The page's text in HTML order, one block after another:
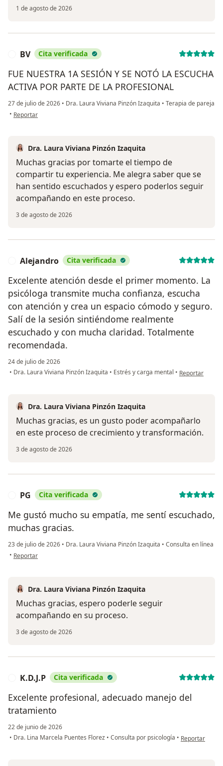
1 de agosto de 2026
BV Cita verificada
FUE NUESTRA 1A SESIÓN Y SE NOTÓ LA ESCUCHA
ACTIVA POR PARTE DE LA PROFESIONAL
27 de julio de 2026 • Dra. Laura Viviana Pinzón Izaquita • Terapia de pareja
• en opinión del usuario BV
Reportar
Dra. Laura Viviana Pinzón Izaquita
Muchas gracias por tomarte el tiempo de
compartir tu experiencia. Me alegra saber que se
han sentido escuchados y espero poderlos seguir
acompañando en este proceso.
3 de agosto de 2026
Alejandro Cita verificada
Excelente atención desde el primer momento. La
psicóloga transmite mucha confianza, escucha
con atención y crea un espacio cómodo y seguro.
Salí de la sesión sintiéndome realmente
escuchado y con mucha claridad. Totalmente
recomendada.
24 de julio de 2026
• Dra. Laura Viviana Pinzón Izaquita • Estrés y carga mental • en opinión del
Reportar
Dra. Laura Viviana Pinzón Izaquita
Muchas gracias, es un gusto poder acompañarlo
en este proceso de crecimiento y transformación.
3 de agosto de 2026
PG Cita verificada
Me gustó mucho su empatía, me sentí escuchado,
muchas gracias.
23 de julio de 2026 • Dra. Laura Viviana Pinzón Izaquita • Consulta en línea
• en opinión del usuario PG
Reportar
Dra. Laura Viviana Pinzón Izaquita
Muchas gracias, espero poderle seguir
acompañando en su proceso.
3 de agosto de 2026
K.D.J.P Cita verificada
Excelente profesional, adecuado manejo del
tratamiento
22 de junio de 2026
• Dra. Lina Marcela Puentes Florez • Consulta por psicología • en opinión del
Reportar